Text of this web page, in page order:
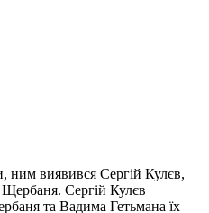
ним виявився Сергій Кулєв,
Щербаня. Сергій Кулєв
та Вадима Гетьмана їх